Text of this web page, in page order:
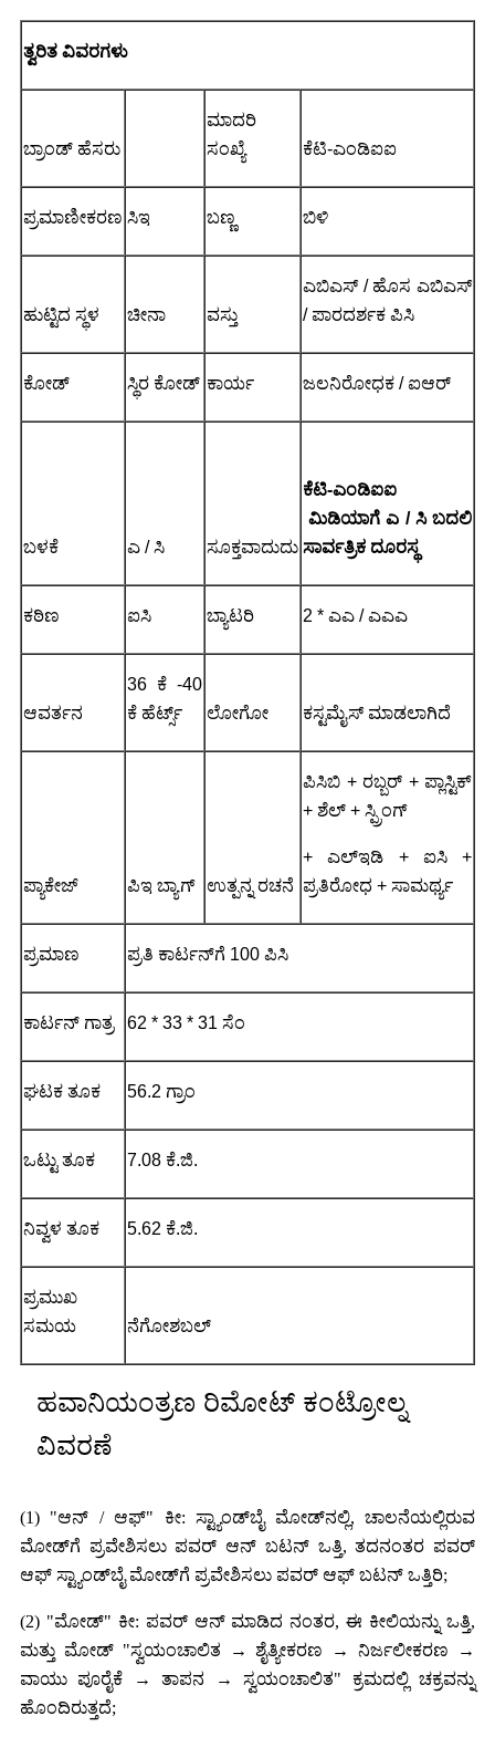
ತ್ವರಿತ ವಿವರಗಳು
ಬ್ರಾಂಡ್ ಹೆಸರು
ಮಾದರಿ
ಸಂಖ್ಯೆ
ಕೆಟಿ-ಎಂಡಿಐಐ
ಪ್ರಮಾಣೀಕರಣ ಸಿಇ ಬಣ್ಣ ಬಿಳಿ
ಹುಟ್ಟಿದ ಸ್ಥಳ ಚೀನಾ ವಸ್ತು
ಎಬಿಎಸ್ / ಹೊಸ ಎಬಿಎಸ್
/ ಪಾರದರ್ಶಕ ಪಿಸಿ
ಕೋಡ್ ಸ್ಥಿರ ಕೋಡ್ ಕಾರ್ಯ ಜಲನಿರೋಧಕ / ಐಆರ್
ಬಳಕೆ ಎ / ಸಿ ಸೂಕ್ತವಾದುದು
ಕೆಟಿ-ಎಂಡಿಐಐ
ಮಿಡಿಯಾಗೆ ಎ / ಸಿ ಬದಲಿ
ಸಾರ್ವತ್ರಿಕ ದೂರಸ್ಥ
ಕಠಿಣ ಐಸಿ ಬ್ಯಾಟರಿ 2 * ಎಎ / ಎಎಎ
ಆವರ್ತನ
36 ಕೆ -40
ಕೆ ಹೆರ್ಟ್ಸ್
ಲೋಗೋ ಕಸ್ಟಮೈಸ್ ಮಾಡಲಾಗಿದೆ
ಪ್ಯಾಕೇಜ್ ಪಿಇ ಬ್ಯಾಗ್ ಉತ್ಪನ್ನ ರಚನೆ
ಪಿಸಿಬಿ + ರಬ್ಬರ್ + ಪ್ಲಾಸ್ಟಿಕ್
+ ಶೆಲ್ + ಸ್ಪ್ರಿಂಗ್
+ ಎಲ್ಇಡಿ + ಐಸಿ +
ಪ್ರತಿರೋಧ + ಸಾಮರ್ಥ್ಯ
ಪ್ರಮಾಣ ಪ್ರತಿ ಕಾರ್ಟನ್‌ಗೆ 100 ಪಿಸಿ
ಕಾರ್ಟನ್ ಗಾತ್ರ 62 * 33 * 31 ಸೆಂ
ಘಟಕ ತೂಕ 56.2 ಗ್ರಾಂ
ಒಟ್ಟು ತೂಕ 7.08 ಕೆ.ಜಿ.
ನಿವ್ವಳ ತೂಕ 5.62 ಕೆ.ಜಿ.
ಪ್ರಮುಖ
ಸಮಯ
ನೆಗೋಶಬಲ್
ಹವಾನಿಯಂತ್ರಣ ರಿಮೋಟ್ ಕಂಟ್ರೋಲ್ನ
ವಿವರಣೆ
(1) "ಆನ್ / ಆಫ್" ಕೀ: ಸ್ಟ್ಯಾಂಡ್‌ಬೈ ಮೋಡ್‌ನಲ್ಲಿ, ಚಾಲನೆಯಲ್ಲಿರುವ
ಮೋಡ್‌ಗೆ ಪ್ರವೇಶಿಸಲು ಪವರ್ ಆನ್ ಬಟನ್ ಒತ್ತಿ, ತದನಂತರ ಪವರ್
ಆಫ್ ಸ್ಟ್ಯಾಂಡ್‌ಬೈ ಮೋಡ್‌ಗೆ ಪ್ರವೇಶಿಸಲು ಪವರ್ ಆಫ್ ಬಟನ್ ಒತ್ತಿರಿ;
(2) "ಮೋಡ್" ಕೀ: ಪವರ್ ಆನ್ ಮಾಡಿದ ನಂತರ, ಈ ಕೀಲಿಯನ್ನು ಒತ್ತಿ,
ಮತ್ತು ಮೋಡ್ "ಸ್ವಯಂಚಾಲಿತ → ಶೈತ್ಯೀಕರಣ → ನಿರ್ಜಲೀಕರಣ →
ವಾಯು ಪೂರೈಕೆ → ತಾಪನ → ಸ್ವಯಂಚಾಲಿತ" ಕ್ರಮದಲ್ಲಿ ಚಕ್ರವನ್ನು
ಹೊಂದಿರುತ್ತದೆ;